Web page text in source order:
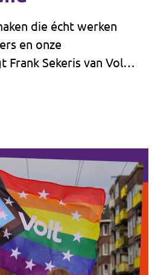
die écht werken
en onze
Frank Sekeris van Volt
kinderboerderij klinkt